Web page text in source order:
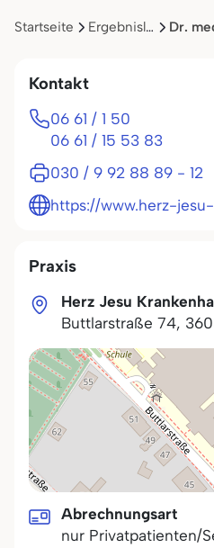
Startseite Ergebnisliste Dr.
Praxis
Herz Jesu
Buttlarstraße 74,
Abrechnungsart
nur Privatpatienten/
Kontakt
06 61 / 1 50
06 61 / 15 53 83
030 / 9 92 88 89 - 12
https://www.herz-